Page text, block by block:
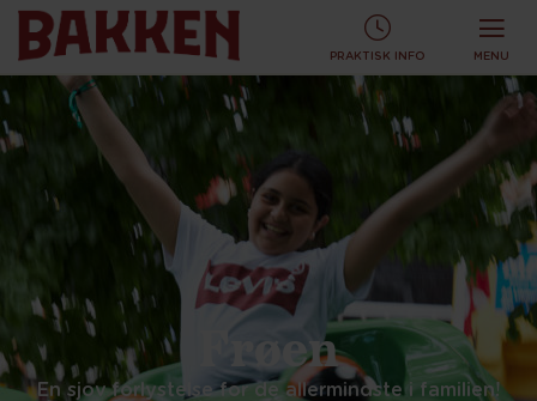
Frøen
En sjov forlystelse for de allermindste i familien!
PRAKTISK INFO MENU
KØB TURBÅND ONLINE OG SPAR! KØB ONLINE